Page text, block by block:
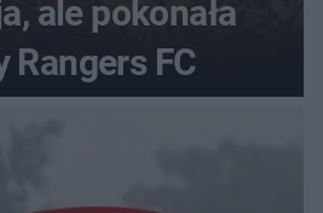
ale pokonała
Rangers FC